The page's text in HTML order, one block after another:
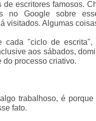
de escritores famosos.
no Google sobre
visitados. Algumas
cada "ciclo de escrita",
aos sábados,
do processo criativo.
trabalhoso, é
fato.